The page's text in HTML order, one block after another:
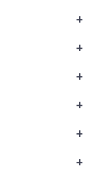
+
+
+
+
+
+